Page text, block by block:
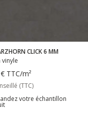
CLICK 6 MM
vinyle
TTC/m²
(TTC)
votre échantillon